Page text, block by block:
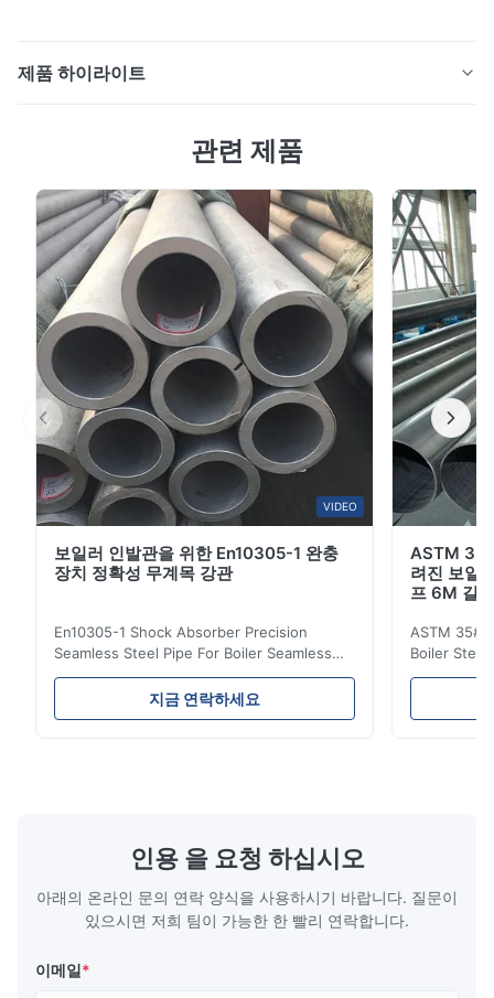
제품 하이라이트
사용되는 건축 재료의 일종이며 여러 가지 사양과 우수한
요 특징 은 우수한 부식 저항성, 높은 강도, 좋은 유연성, 열
단열성, 기상 저항성 등이 있습니다. 이러한 특성으로 다양
한 엔지니어링 시나리오에서 잘 수행 할 수 있습니다.여기
에 정사각형 진열 파이프의 주요 기능과 응용 프로그램입
니다: 건설 분야: 직사각형 진열 파이프 는 계단 손잡이, 창
문 및 문 프레임, 바닥 지원, 빔, 기둥 및 프레임 등 건물 구
조에서 널리 ...
관련 제품
VIDEO
보일러 인발관을 위한 En10305-1 완충
장치 정확성 무계목 강관
En10305-1 Shock Absorber Precision
Seamless Steel Pipe For Boiler Seamless
Tube Seamless Precision steel tubes To be
used in hydraulic system, automobile and
precision machinery parts for cars and
customer's actual requirys Standard JIS
지금 연락하세요
ASTM
려진 보일
프 6M 길
ASTM 35#
Boiler Steel
Lehgth Its
Q235,
인용 을 요청 하십시오
아래의 온라인 문의 연락 양식을 사용하시기 바랍니다. 질문이
있으시면 저희 팀이 가능한 한 빨리 연락합니다.
이메일*